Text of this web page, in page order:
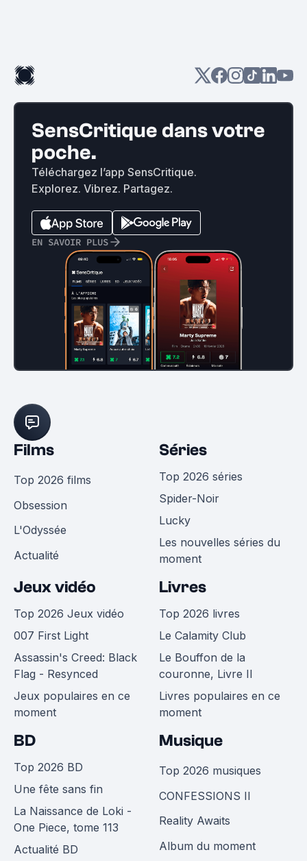
SensCritique dans votre
poche.
Téléchargez l’app SensCritique.
Explorez. Vibrez. Partagez.
EN SAVOIR PLUS
Films
Top 2026 films
Obsession
L'Odyssée
Actualité
Séries
Top 2026 séries
Spider-Noir
Lucky
Les nouvelles séries du
moment
Jeux vidéo
Top 2026 Jeux vidéo
007 First Light
Assassin's Creed: Black
Flag - Resynced
Jeux populaires en ce
moment
Livres
Top 2026 livres
Le Calamity Club
Le Bouffon de la
couronne, Livre II
Livres populaires en ce
moment
BD
Top 2026 BD
Une fête sans fin
La Naissance de Loki -
One Piece, tome 113
Actualité BD
Musique
Top 2026 musiques
CONFESSIONS II
Reality Awaits
Album du moment